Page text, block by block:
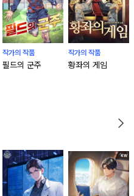
작가의 작품
필드의 군주
작가의 작품
황좌의 게임